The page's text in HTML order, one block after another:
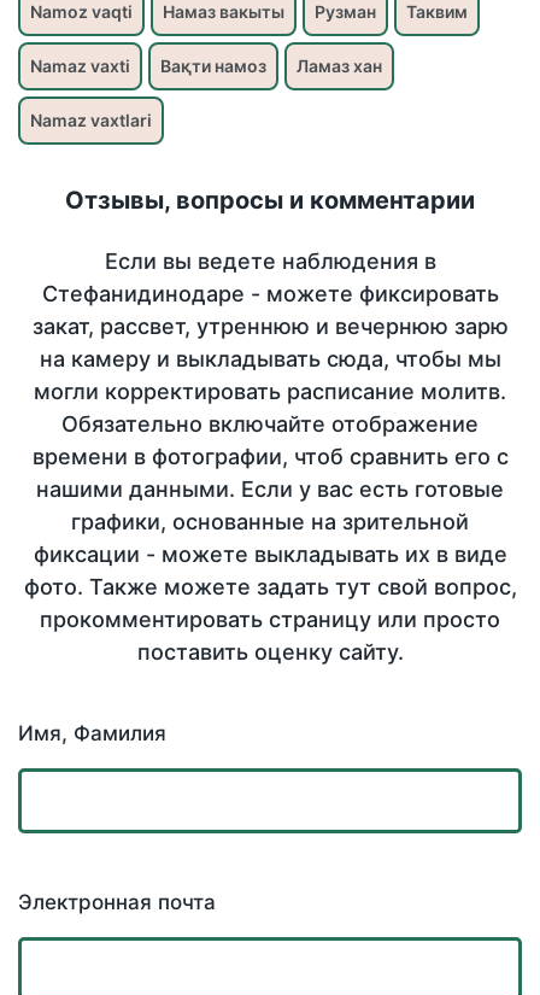
Namoz vaqti Намаз вакыты Рузман Таквим
Namaz vaxti Вақти намоз Ламаз хан
Namaz vaxtlari
Отзывы, вопросы и комментарии
Если вы ведете наблюдения в
Стефанидинодаре - можете фиксировать
закат, рассвет, утреннюю и вечернюю зарю
на камеру и выкладывать сюда, чтобы мы
могли корректировать расписание молитв.
Обязательно включайте отображение
времени в фотографии, чтоб сравнить его с
нашими данными. Если у вас есть готовые
графики, основанные на зрительной
фиксации - можете выкладывать их в виде
фото. Также можете задать тут свой вопрос,
прокомментировать страницу или просто
поставить оценку сайту.
Имя, Фамилия
Электронная почта